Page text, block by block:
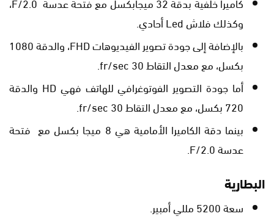
وكذلك فلاش Led أحادي.
بالإضافة إلى جودة تصوير الفيديوهات FHD، والدقة 1080
بكسل، مع معدل التقاط 30 fr/sec.
أما جودة التصوير الفوتوغرافي للهاتف فهي HD والدقة
720 بكسل، مع معدل التقاط 30 fr/sec.
بينما دقة الكاميرا الأمامية هي 8 ميجا بكسل مع فتحة
عدسة F/2.0.
البطارية
سعة 5200 مللي أمبير.